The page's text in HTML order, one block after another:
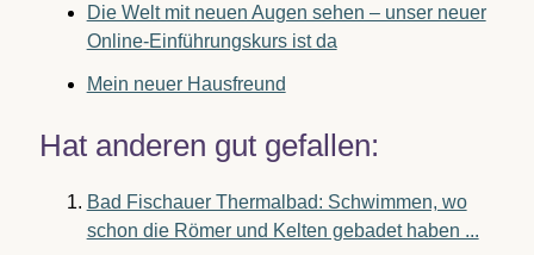
Die Welt mit neuen Augen sehen – unser neuer
Online-Einführungskurs ist da
Mein neuer Hausfreund
Hat anderen gut gefallen:
Bad Fischauer Thermalbad: Schwimmen, wo
schon die Römer und Kelten gebadet haben ...